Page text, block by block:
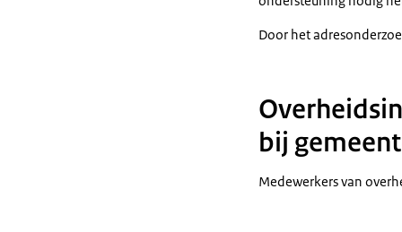
Op basis van
Een gemeente
Kloppen ze
Zo verbetert
Ook kunnen
Door het
bij
Medewerkers van